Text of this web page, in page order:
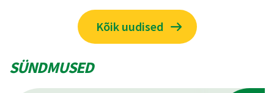
Kõik uudised
SÜNDMUSED